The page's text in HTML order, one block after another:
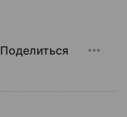
Поделиться